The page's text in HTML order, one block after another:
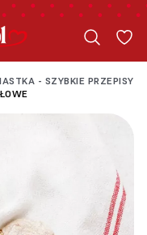
- SZYBKIE PRZEPISY